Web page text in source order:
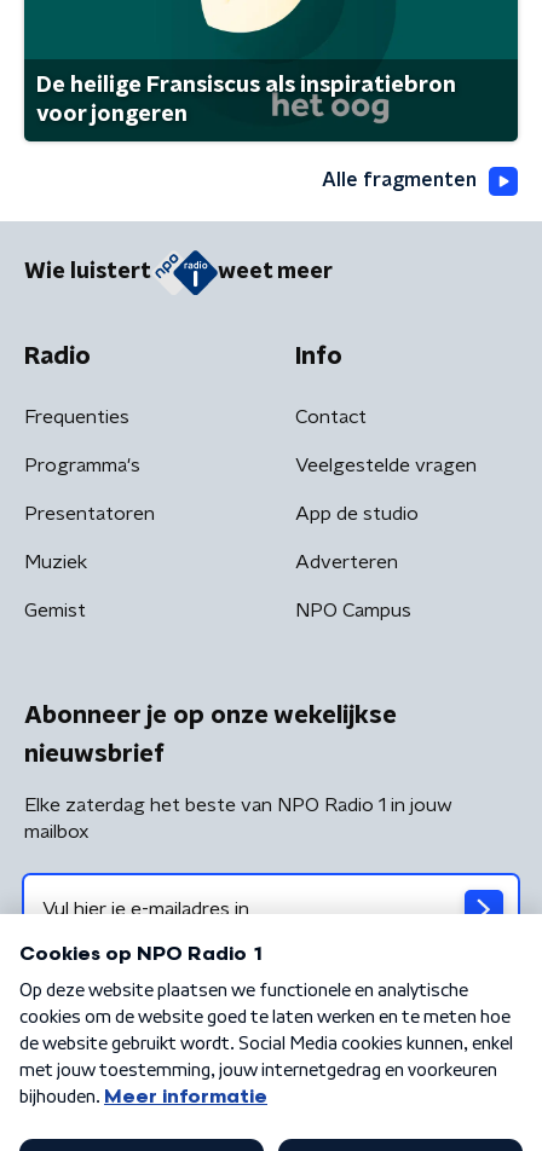
De heilige Fransiscus als inspiratiebron
voor jongeren
Alle fragmenten
Wie luistert weet meer
Radio
Frequenties
Programma's
Presentatoren
Muziek
Gemist
Info
Contact
Veelgestelde vragen
App de studio
Adverteren
NPO Campus
Abonneer je op onze wekelijkse
nieuwsbrief
Elke zaterdag het beste van NPO Radio 1 in jouw
mailbox
Algemene voorwaarden